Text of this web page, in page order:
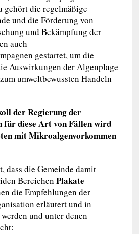
gehört die regelmäßige
und die Förderung von
und Bekämpfung der
auch
gestartet, um die
Auswirkungen der Algenplage
umweltbewussten Handeln
der Regierung der
für diese Art von Fällen wird
mit Mikroalgenvorkommen
dass die Gemeinde damit
Bereichen Plakate
die Empfehlungen der
erläutert und in
und unter denen